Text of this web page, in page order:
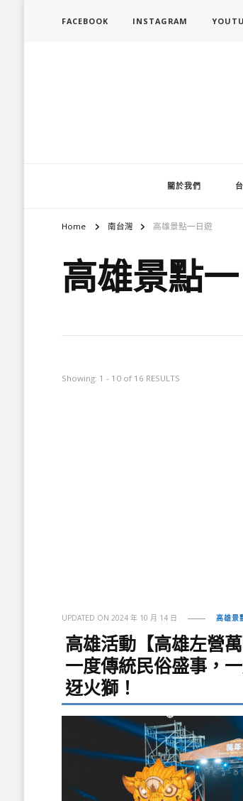
FACEBOOK INSTAGRAM
關於我們
Home 南台灣 高雄景點一日遊
高雄景點
Showing: 1 - 10 of 16 RESULTS
UPDATED ON2024 年 10 月 14 日 高雄景
高雄活動【高雄左營
一度傳統民俗盛事，
迓火獅！